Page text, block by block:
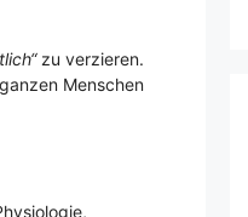
zu verzieren.
Menschen